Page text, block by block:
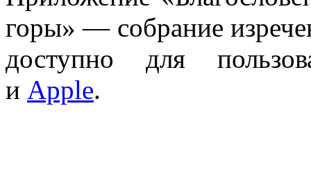
горы» — собрание
доступно для
и Apple.